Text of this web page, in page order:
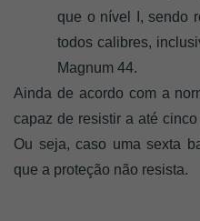
que o nível I, sendo
todos calibres,
Magnum 44.
Ainda de acordo com a
capaz de resistir a até
Ou seja, caso uma sexta
que a proteção não resista.